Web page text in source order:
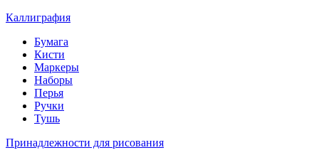
Каллиграфия
Бумага
Кисти
Маркеры
Наборы
Перья
Ручки
Тушь
Принадлежности для рисования